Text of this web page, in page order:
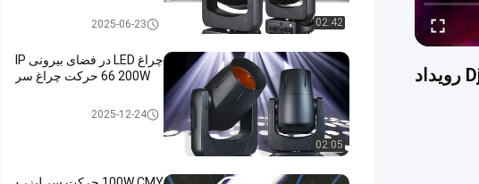
02:42 چراغ هد متحرک پرتو LED
2025-06-23
02:05
چراغ LED در فضای بیرونی IP
66 200W حرکت چراغ سر
چراغ هد متحرک پرتو LED
2025-12-24